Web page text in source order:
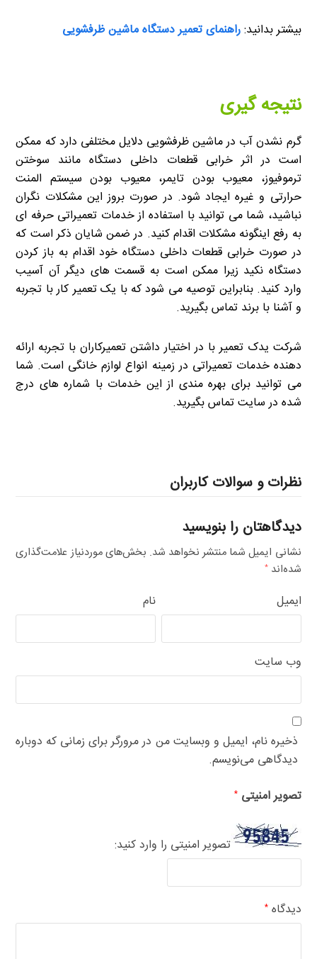
بیشتر بدانید:راهنمای تعمیر دستگاه ماشین ظرفشویی
نتیجه گیری
گرم نشدن آب در ماشین ظرفشویی دلایل مختلفی دارد که ممکن
است در اثر خرابی قطعات داخلی دستگاه مانند سوختن
ترموفیوز، معیوب بودن تایمر، معیوب بودن سیستم المنت
حرارتی و غیره ایجاد شود. در صورت بروز این مشکلات نگران
نباشید، شما می توانید با استفاده از خدمات تعمیراتی حرفه ای
به رفع اینگونه مشکلات اقدام کنید. در ضمن شایان ذکر است که
در صورت خرابی قطعات داخلی دستگاه خود اقدام به باز کردن
دستگاه نکید زیرا ممکن است به قسمت های دیگر آن آسیب
وارد کنید. بنابراین توصیه می شود که با یک تعمیر کار با تجربه
و آشنا با برند تماس بگیرید.
شرکت یدک تعمیر با در اختیار داشتن تعمیرکاران با تجربه ارائه
دهنده خدمات تعمیراتی در زمینه انواع لوازم خانگی است. شما
می توانید برای بهره مندی از این خدمات با شماره های درج
شده در سایت تماس بگیرید.
نظرات و سوالات کاربران
دیدگاهتان را بنویسید
نشانی ایمیل شما منتشر نخواهد شد. بخش‌های موردنیاز علامت‌گذاری
شده‌اند*
نام ایمیل
وب‌ سایت
ذخیره نام، ایمیل و وبسایت من در مرورگر برای زمانی که دوباره
دیدگاهی می‌نویسم.
تصویر امنیتی*
تصویر امنیتی را وارد کنید:
دیدگاه*